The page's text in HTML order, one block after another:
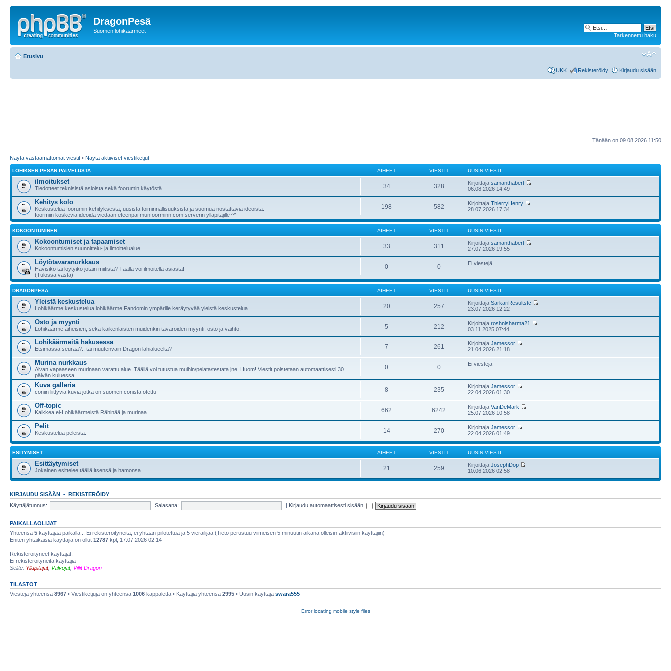
DragonPesä
Suomen lohikäärmeet
Tarkennettu haku
Etusivu
UKK Rekisteröidy Kirjaudu sisään
Tänään on 09.08.2026 11:50
Näytä vastaamattomat viestit • Näytä aktiiviset viestiketjut
LOHIKSEN PESÄN PALVELUSTA AIHEET VIESTIT UUSIN VIESTI
ilmoitukset
Tiedotteet teknisistä asioista sekä foorumin käytöstä. 34 328 Kirjoittajasamanthabert
06.08.2026 14:49
Kehitys kolo
Keskustelua foorumin kehityksestä, uusista toiminnallisuuksista ja suomua nostattavia ideoista.
foormiin koskevia ideoida viedään eteenpäi munfoorminn.com serverin ylläpitäjille ^^
198 582 KirjoittajaThierryHenry
28.07.2026 17:34
KOKOONTUMINEN AIHEET VIESTIT UUSIN VIESTI
Kokoontumiset ja tapaamiset
Kokoontumisien suunnittelu- ja ilmoittelualue. 33 311 Kirjoittajasamanthabert
27.07.2026 19:55
Löytötavaranurkkaus
Hävisikö tai löytyikö jotain miitistä? Täällä voi ilmoitella asiasta!
(Tulossa vasta)
0 0 Ei viestejä
DRAGONPESÄ AIHEET VIESTIT UUSIN VIESTI
Yleistä keskustelua
Lohikäärme keskustelua lohikäärme Fandomin ympärille keräytyvää yleistä keskustelua. 20 257 KirjoittajaSarkariResultstc
23.07.2026 12:22
Osto ja myynti
Lohikäärme aiheisien, sekä kaikenlaisten muidenkin tavaroiden myynti, osto ja vaihto. 5 212 Kirjoittajaroshnisharma21
03.11.2025 07:44
Lohikäärmeitä hakusessa
Etsimässä seuraa?.. tai muutenvain Dragon lähialueelta? 7 261 KirjoittajaJamessor
21.04.2026 21:18
Murina nurkkaus
Aivan vapaaseen murinaan varattu alue. Täällä voi tutustua muihin/pelata/testata jne. Huom! Viestit poistetaan automaattisesti 30
päivän kuluessa.
0 0 Ei viestejä
Kuva galleria
coniin liittyviä kuvia jotka on suomen conista otettu 8 235 KirjoittajaJamessor
22.04.2026 01:30
Off-topic
Kaikkea ei-Lohikäärmeistä Rähinää ja murinaa. 662 6242 KirjoittajaVanDeMark
25.07.2026 10:58
Pelit
Keskustelua peleistä. 14 270 KirjoittajaJamessor
22.04.2026 01:49
ESITYMISET AIHEET VIESTIT UUSIN VIESTI
Esittäytymiset
Jokainen esittelee täällä itsensä ja hamonsa. 21 259 KirjoittajaJosephDop
10.06.2026 02:58
KIRJAUDU SISÄÄN • REKISTERÖIDY
Käyttäjätunnus:
Salasana: | Kirjaudu automaattisesti sisään.
PAIKALLAOLIJAT
Yhteensä 5 käyttäjää paikalla :: Ei rekisteröityneitä, ei yhtään piilotettua ja 5 vierailijaa (Tieto perustuu viimeisen 5 minuutin aikana olleisiin aktiivisiin käyttäjiin)
Eniten yhtaikaisia käyttäjiä on ollut 12787 kpl, 17.07.2026 02:14
Rekisteröityneet käyttäjät:
Ei rekisteröityneitä käyttäjiä
Selite: Ylläpitäjät, Valvojat, Villit Dragon
TILASTOT
Viestejä yhteensä 8967 • Viestiketjuja on yhteensä 1006 kappaletta • Käyttäjiä yhteensä 2995 • Uusin käyttäjä swara555
Error locating mobile style files